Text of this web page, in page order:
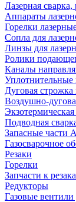
Лазерная сварка,
Аппараты
Горелки
Сопла для
Линзы для
Ролики
Каналы
Уплотнительные
Дуговая строжка
Воздушно-
Экзотермическая
Подводная
Запасные
Газосварочное
Резаки
Горелки
Запчасти к
Редукторы
Газовые вентили